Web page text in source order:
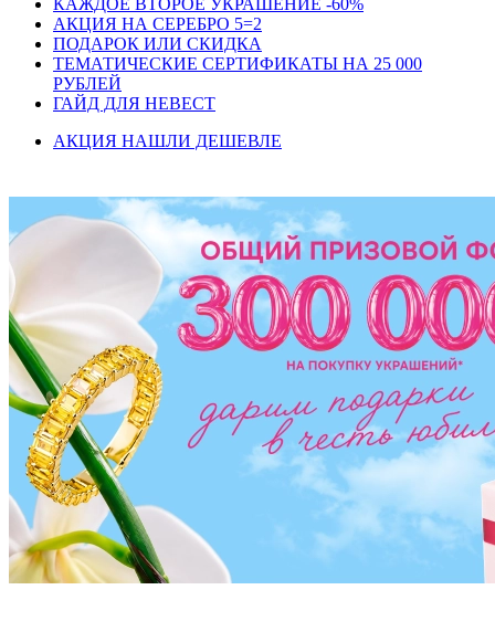
КАЖДОЕ ВТОРОЕ УКРАШЕНИЕ -60%
АКЦИЯ НА СЕРЕБРО 5=2
ПОДАРОК ИЛИ СКИДКА
ТЕМАТИЧЕСКИЕ СЕРТИФИКАТЫ НА 25 000
РУБЛЕЙ
ГАЙД ДЛЯ НЕВЕСТ
АКЦИЯ НАШЛИ ДЕШЕВЛЕ